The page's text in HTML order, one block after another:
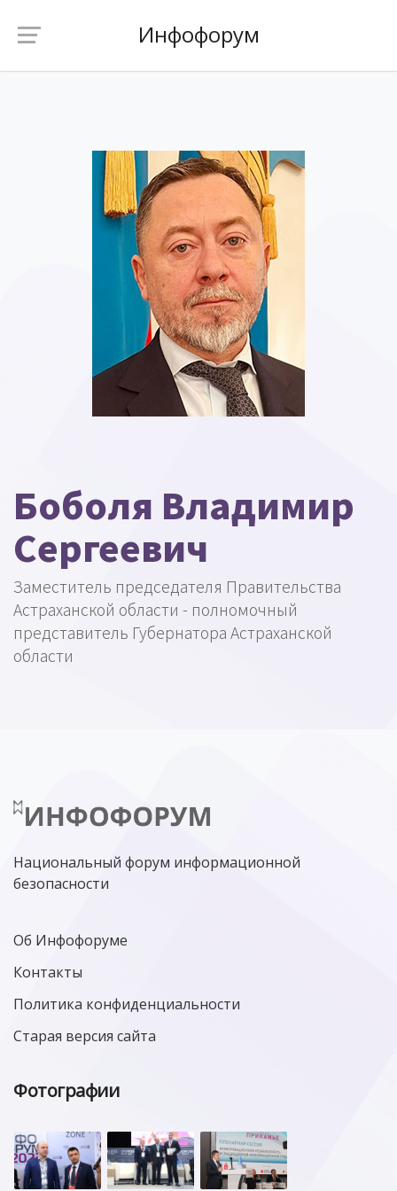
Инфофорум
Боболя Владимир
Сергеевич
Заместитель председателя Правительства
Астраханской области - полномочный
представитель Губернатора Астраханской
области
Национальный форум информационной
безопасности
Об Инфофоруме
Контакты
Политика конфиденциальности
Старая версия сайта
Фотографии